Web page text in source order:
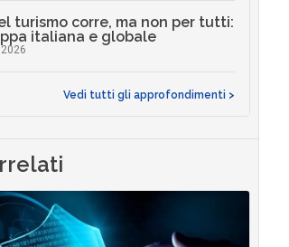
turismo corre, ma non per tutti:
italiana e globale
Vedi tutti gli approfondimenti >